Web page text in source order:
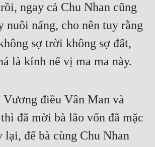
ngay cả Chu Nhan cũng
nuôi nấng, cho nên tuy rằng
sợ trời không sợ đất,
là kính nể vị ma ma này.
điều Vân Man và
đã mời bà lão vốn đã mặc
lại, để bà cùng Chu Nhan